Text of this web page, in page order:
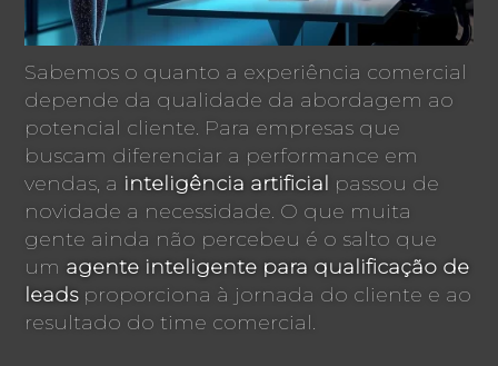
Sabemos o quanto a experiência comercial
depende da qualidade da abordagem ao
potencial cliente. Para empresas que
buscam diferenciar a performance em
vendas, a inteligência artificial passou de
novidade a necessidade. O que muita
gente ainda não percebeu é o salto que
um agente inteligente para qualificação de
leadsproporciona à jornada do cliente e ao
resultado do time comercial.